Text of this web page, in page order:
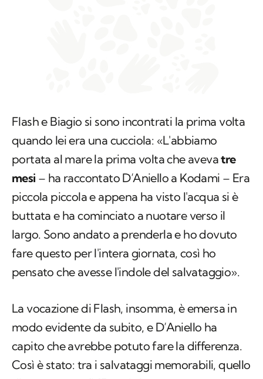
Flash e Biagio si sono incontrati la prima volta
quando lei era una cucciola: «L'abbiamo
portata al mare la prima volta che avevatre
mesi – ha raccontato D’Aniello a Kodami – Era
piccola piccola e appena ha visto l'acqua si è
buttata e ha cominciato a nuotare verso il
largo. Sono andato a prenderla e ho dovuto
fare questo per l'intera giornata, così ho
pensato che avesse l'indole del salvataggio».
La vocazione di Flash, insomma, è emersa in
modo evidente da subito, e D’Aniello ha
capito che avrebbe potuto fare la differenza.
Così è stato: tra i salvataggi memorabili, quello